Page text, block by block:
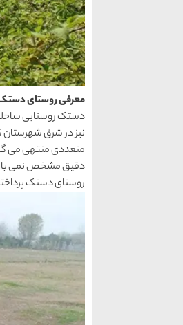
معرفی روستای
دستک روستایی
نیز در شرق شهرستان
متعددی منتهی می
دقیق مشخص نمی باشد
روستای دستک